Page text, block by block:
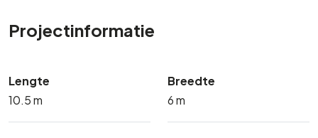
Projectinformatie
Lengte
10.5 m
Breedte
6 m